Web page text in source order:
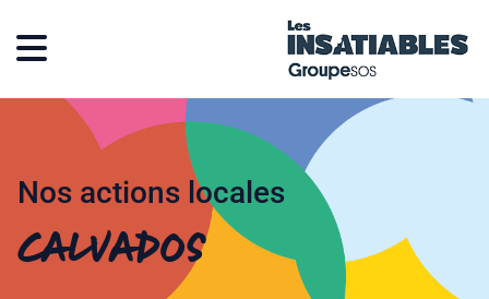
Nos actions locales
Calvados